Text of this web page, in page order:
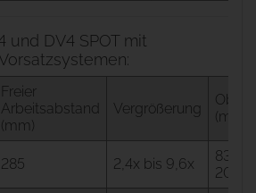
und DV4 SPOT mit
Freier
Arbeitsabstand
(mm)
Vergrößerung
(mm)
285 2,4x bis 9,6x
83,3
20,8